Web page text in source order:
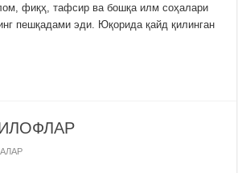
фиқҳ, тафсир ва бошқа илм соҳалари
пешқадами эди. Юқорида қайд қилинган